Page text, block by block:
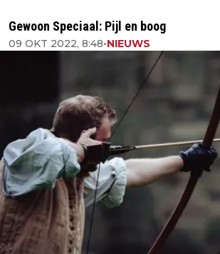
Gewoon Speciaal: Pijl en boog
09 OKT 2022, 8:48•NIEUWS